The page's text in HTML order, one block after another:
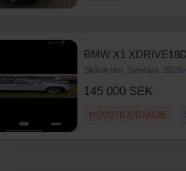
BMW X1
Skåne län, Svedala.
145 000 SEK
HÖGSTBJUDANDE